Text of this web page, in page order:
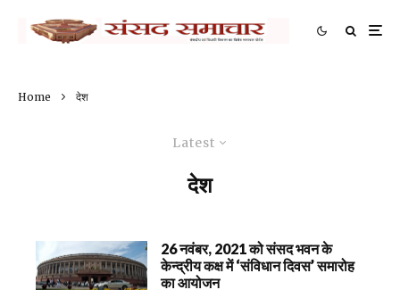
Home देश
Latest
देश
26 नवंबर, 2021 को संसद भवन के
केन्द्रीय कक्ष में ‘संविधान दिवस’ समारोह
का आयोजन